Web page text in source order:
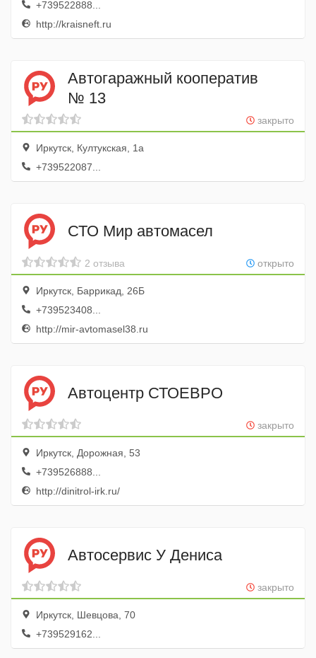
+739522888...
http://kraisneft.ru
Автогаражный кооператив
№ 13
закрыто
Иркутск, Култукская, 1а
+739522087...
СТО Мир автомасел
открыто
2 отзыва
Иркутск, Баррикад, 26Б
+739523408...
http://mir-avtomasel38.ru
Автоцентр СТОЕВРО
закрыто
Иркутск, Дорожная, 53
+739526888...
http://dinitrol-irk.ru/
Автосервис У Дениса
закрыто
Иркутск, Шевцова, 70
+739529162...